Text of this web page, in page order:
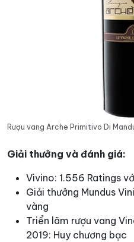
Rượu vang Arche Primitivo Di
Giải thưởng và đánh giá:
Vivino: 1.556 Ratings
Giải thưởng Mundus
vàng
Triển lãm rượu vang
2019: Huy chương bạc